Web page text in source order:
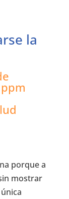
la
porque a
mostrar